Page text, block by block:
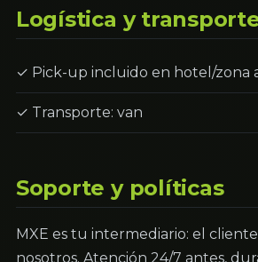
Logística y
✓ Pick-up incluido en hotel/zona
✓ Transporte: van
Soporte y políticas
MXE es tu intermediario: el
nosotros. Atención 24/7 antes,